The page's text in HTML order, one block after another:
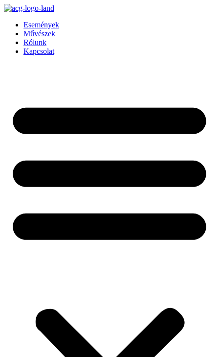
Ugrás
tartalomhozEsemények
Művészek
Rólunk
Kapcsolat